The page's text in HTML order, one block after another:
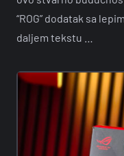
“ROG” dodatak sa
daljem tekstu …